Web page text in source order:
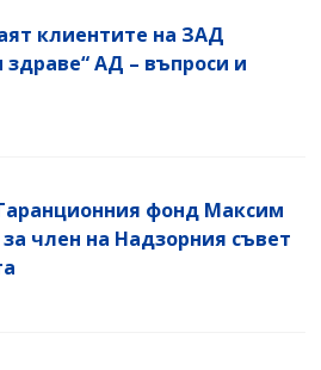
клиентите на ЗАД
АД – въпроси и
фонд Максим
член на Надзорния съвет